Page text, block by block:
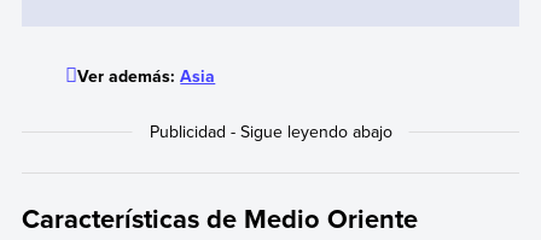
Ver además:Asia
Características de Medio Oriente